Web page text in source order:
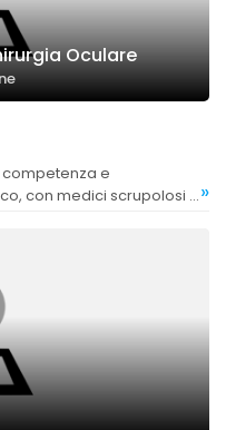
Oculare
con medici scrupolosi e»